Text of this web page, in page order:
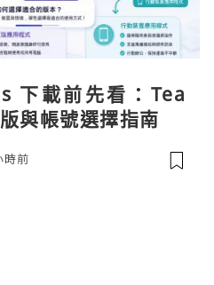
下載前先看：Tea
與帳號選擇指南
時前